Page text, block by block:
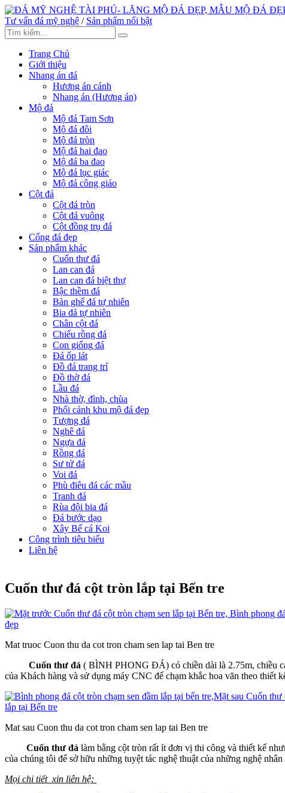
Tư vấn đá mỹ nghệ / Sản phẩm nổi bật
Trang Chủ
Giới thiệu
Nhang án đá
Hương án cánh
Nhang án (Hương án)
Mộ đá
Mộ đá Tam Sơn
Mộ đá đôi
Mộ đá tròn
Mộ đá hai đao
Mộ đá ba đao
Mộ đá lục giác
Mộ đá công giáo
Cột đá
Cột đá tròn
Cột đá vuông
Cột đồng trụ đá
Cổng đá đẹp
Sản phẩm khác
Cuốn thư đá
Lan can đá
Lan can đá biệt thự
Bậc thềm đá
Bàn ghế đá tự nhiên
Bia đá tự nhiên
Chân cột đá
Chiếu rồng đá
Con giống đá
Đá ốp lát
Đồ đá trang trí
Đồ thờ đá
Lầu đá
Nhà thờ, đình, chùa
Phối cảnh khu mộ đá đẹp
Tượng đá
Nghê đá
Ngựa đá
Rồng đá
Sư tử đá
Voi đá
Phù điêu đá các mầu
Tranh đá
Rùa đội bia đá
Đá bước dạo
Xây Bể cá Koi
Công trình tiêu biểu
Liên hệ
Cuốn thư đá cột tròn lắp tại Bến tre
Mat truoc Cuon thu da cot tron cham sen lap tai Ben tre
Cuốn thư đá ( BÌNH PHONG ĐÁ) có chiền dài là 2.75m, chiều
của Khách hàng và sử dụng máy CNC để chạm khắc hoa văn theo thiết
Mat sau Cuon thu da cot tron cham sen lap tai Ben tre
Cuốn thư đá làm bằng cột tròn rất ít đơn vị thi công và thiết kế
của chúng tôi để sở hữu những tuyệt tác nghệ thuật của những nghệ
Mọi chi tiết xin liên hệ: